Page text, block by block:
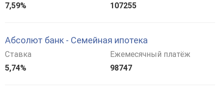
7,59%
107255
Абсолют банк - Семейная ипотека
Ставка
5,74%
Ежемесячный платёж
98747